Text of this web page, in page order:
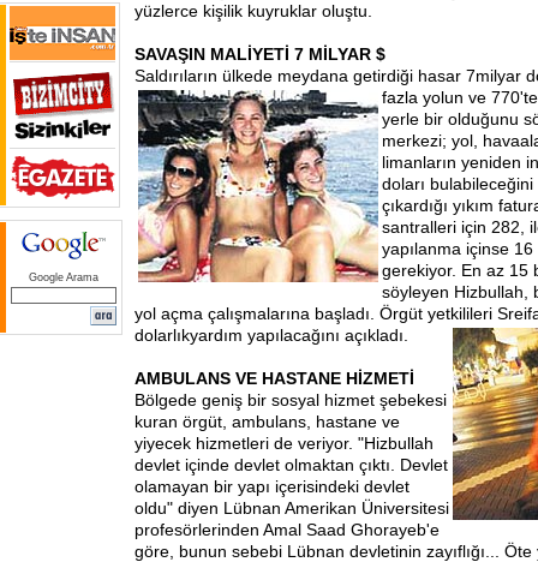
Google Arama
yüzlerce kişilik kuyruklar oluştu.
SAVAŞIN MALİYETİ 7 MİLYAR $
Saldırıların ülkede meydana getirdiği hasar 7milyar
fazla yolun ve
yerle bir olduğunu
merkezi; yol,
limanların yeniden
doları
çıkardığı yıkım
santralleri için 282,
yapılanma içinse
gerekiyor. En az 15
söyleyen Hizbullah,
yol açma çalışmalarına başladı. Örgüt yetkilileri
dolarlıkyardım yapılacağını açıkladı.
AMBULANS VE HASTANE HİZMETİ
Bölgede geniş bir sosyal hizmet şebekesi
kuran örgüt, ambulans, hastane ve
yiyecek hizmetleri de veriyor. "Hizbullah
devlet içinde devlet olmaktan çıktı. Devlet
olamayan bir yapı içerisindeki devlet
oldu" diyen Lübnan Amerikan Üniversitesi
profesörlerinden Amal Saad Ghorayeb'e
göre, bunun sebebi Lübnan devletinin zayıflığı... Öte